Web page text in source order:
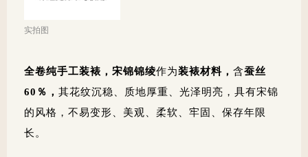
实拍图
全卷纯手工装裱，宋锦锦绫作为装裱材料， 含蚕丝
60％， 其花纹沉稳、质地厚重、光泽明亮，具有宋锦
的风格，不易变形、美观、柔软、牢固、保存年限
长。